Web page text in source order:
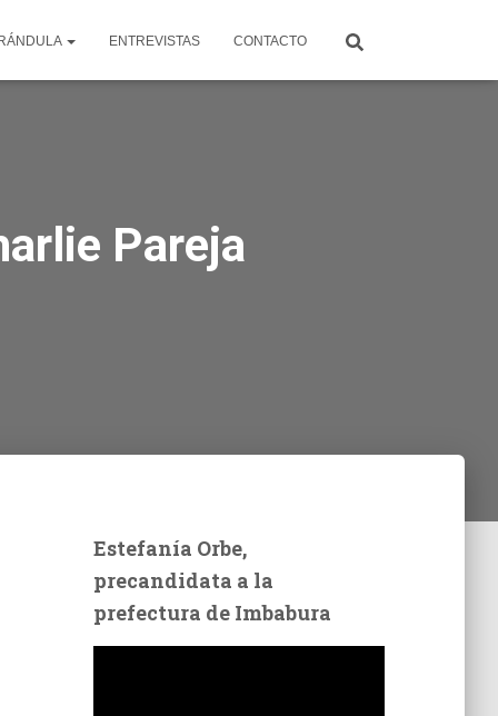
ENTREVISTAS CONTACTO
Pareja
Estefanía Orbe,
precandidata a la
prefectura de Imbabura